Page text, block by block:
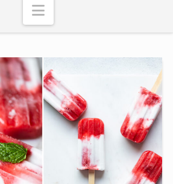
Navigation